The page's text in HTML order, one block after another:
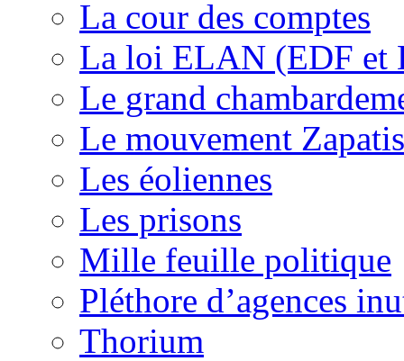
La cour des comptes
La loi ELAN (EDF et
Le grand
Le mouvement
Les éoliennes
Les prisons
Mille feuille politique
Pléthore d’agences
Thorium